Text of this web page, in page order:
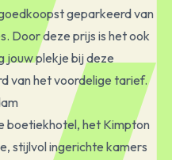
geparkeerd van
Door deze prijs is het ook
jouw plekje bij deze
van het voordelige tarief.
boetiekhotel, het Kimpton
stijlvol ingerichte kamers